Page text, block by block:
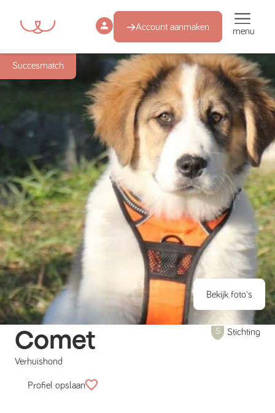
Account aanmaken menu
Succesmatch
Bekijk foto's
Comet
Verhuishond
Stichting
Profiel opslaan